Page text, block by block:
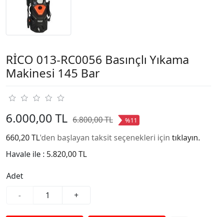
RİCO 013-RC0056 Basınçlı Yıkama
Makinesi 145 Bar
6.000,00 TL 6.800,00 TL %11
660,20 TL'den başlayan taksit seçenekleri için tıklayın.
Havale ile : 5.820,00 TL
Adet
-
+